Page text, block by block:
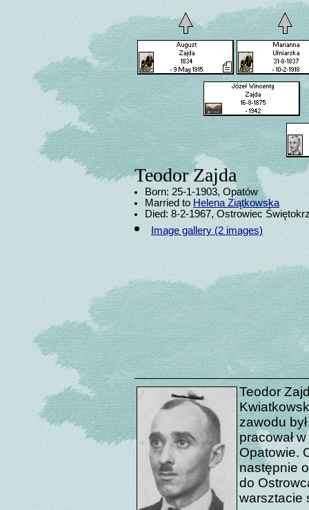
Teodor Zajda
Born: 25-1-1903, Opatów
Married to Helena Ziątkowska
Died: 8-2-1967, Ostrowiec
Image gallery (2 images)
Teodor
zawodu
pracował
Opatowie.
następnie
do
warsztacie